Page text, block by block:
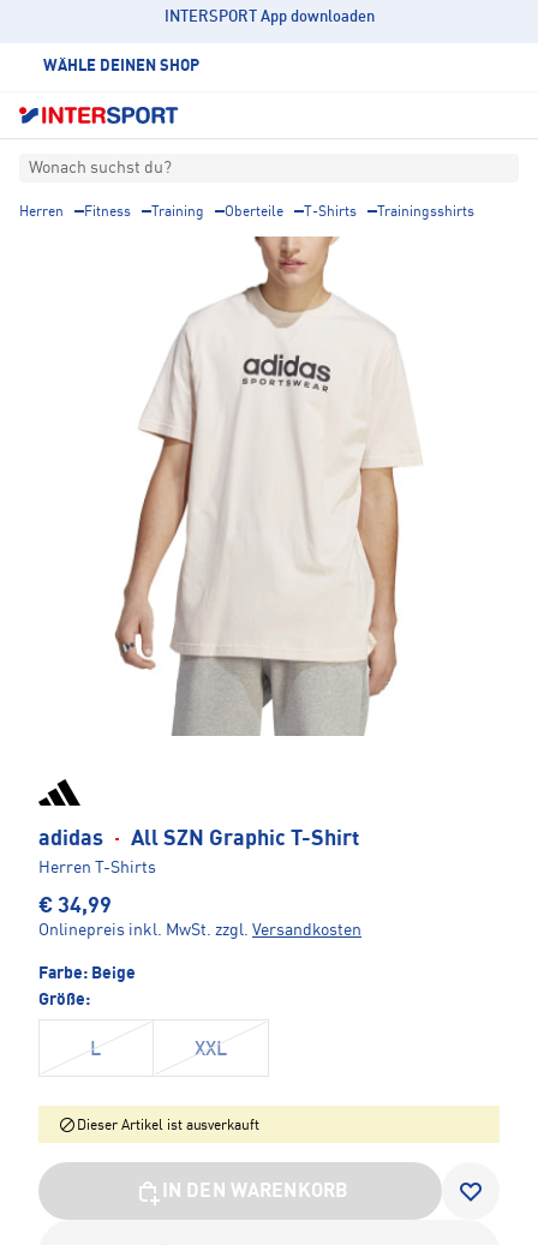
INTERSPORT App downloaden
WÄHLE DEINEN SHOP
Wonach suchst du?
Herren Fitness Training Oberteile T-Shirts Trainingsshirts
adidas · All SZN Graphic T-Shirt
Herren T-Shirts
€ 34,99
Onlinepreis inkl. MwSt. zzgl. Versandkosten
Farbe: Beige
Größe:
L XXL
Dieser Artikel ist ausverkauft
IN DEN WARENKORB